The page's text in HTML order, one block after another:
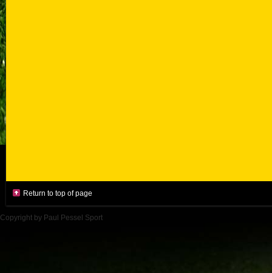
Return to top of page
Copyright by Paul Pessel Sport